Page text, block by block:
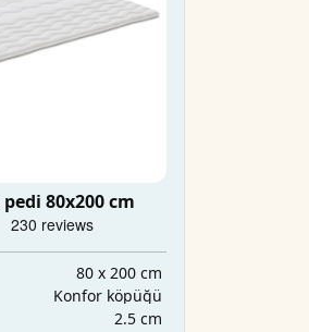
80x200 cm
80 x 200 cm
Konfor köpüğü
2.5 cm